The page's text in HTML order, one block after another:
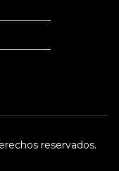
reservados.